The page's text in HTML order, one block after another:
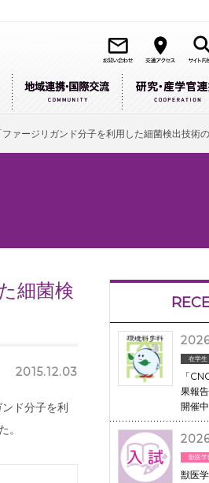
ファージリガンド分子を利用した細菌検出技術
細菌検
2015.12.03
ド分子を利
。
在学生
「
果報
開催中
獣医学
獣医